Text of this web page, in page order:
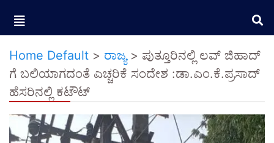
Home Default > ರಾಜ್ಯ> ಪುತ್ತೂರಿನಲ್ಲಿ ಲವ್ ಜಿಹಾದ್
ಗೆ ಬಲಿಯಾಗದಂತೆ ಎಚ್ಚರಿಕೆ ಸಂದೇಶ :ಡಾ.ಎಂ.ಕೆ.ಪ್ರಸಾದ್
ಹೆಸರಿನಲ್ಲಿ ಕಟೌಟ್